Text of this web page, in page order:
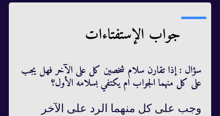
جواب الإستفتاءات
سؤال : إذا تقارن سلام شخصين كل على الآخر فهل يجب
على كل منهما الجواب ام يكتفي بسلامه الأول؟
وجب على كل منهما الرد على الآخر